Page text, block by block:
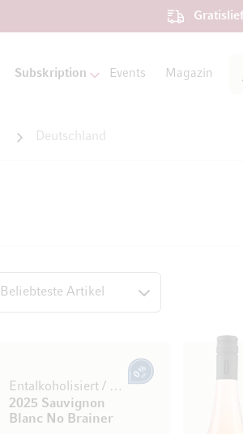
Subskription Events Magazin
Deutschland
Entalkoholisiert / désalcoolisé
2025 Sauvignon
Blanc No Brainer
0% vol.